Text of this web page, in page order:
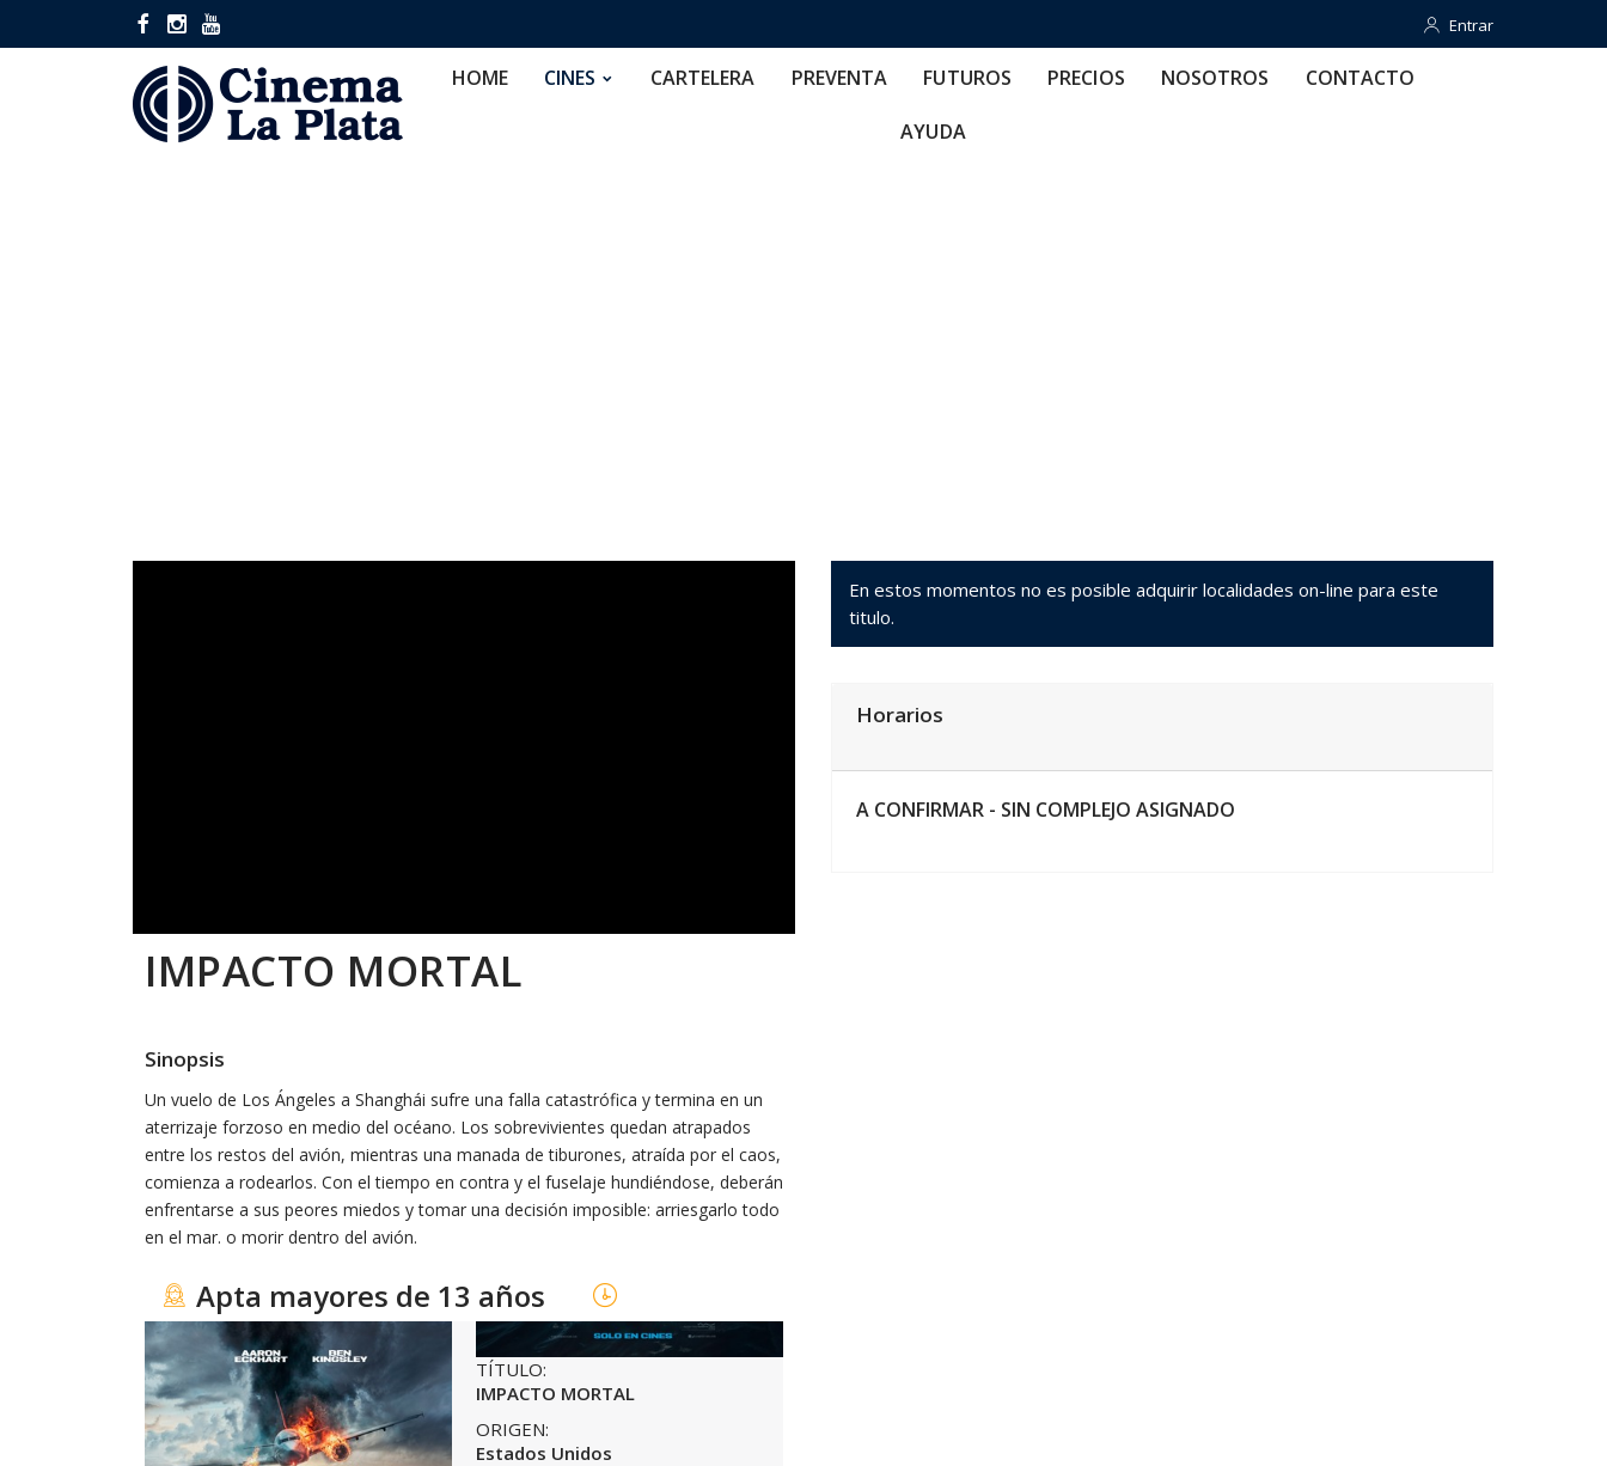
Entrar
Entrar
HOME CINES CARTELERA PREVENTA FUTUROS PRECIOS NOSOTROS CONTACTO
AYUDA
IMPACTO MORTAL
Sinopsis
Un vuelo de Los Ángeles a Shanghái sufre una falla catastrófica y termina en un
aterrizaje forzoso en medio del océano. Los sobrevivientes quedan atrapados
entre los restos del avión, mientras una manada de tiburones, atraída por el caos,
comienza a rodearlos. Con el tiempo en contra y el fuselaje hundiéndose, deberán
enfrentarse a sus peores miedos y tomar una decisión imposible: arriesgarlo todo
en el mar. o morir dentro del avión.
Apta mayores de 13 años
TÍTULO:
IMPACTO MORTAL
ORIGEN:
Estados Unidos
En estos momentos no es posible adquirir localidades on-line para este
titulo.
Horarios
A CONFIRMAR - SIN COMPLEJO ASIGNADO